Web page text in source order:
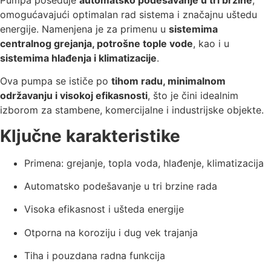
omogućavajući optimalan rad sistema i značajnu uštedu
energije. Namenjena je za primenu u sistemima
centralnog grejanja, potrošne tople vode, kao i u
sistemima hlađenja i klimatizacije.
Ova pumpa se ističe po tihom radu, minimalnom
održavanju i visokoj efikasnosti, što je čini idealnim
izborom za stambene, komercijalne i industrijske objekte.
Ključne karakteristike
Primena: grejanje, topla voda, hlađenje, klimatizacija
Automatsko podešavanje u tri brzine rada
Visoka efikasnost i ušteda energije
Otporna na koroziju i dug vek trajanja
Tiha i pouzdana radna funkcija